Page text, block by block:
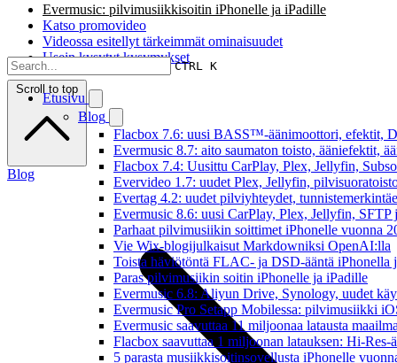
CTRL K
Etusivu
Blog
Flacbox 7.6: uusi BASS™-äänimoottori, efektit,
Evermusic 8.7: aito saumaton toisto, ääniefektit,
Flacbox 7.4: Uusittu CarPlay, Plex, Jellyfin,
Evervideo 1.7: uudet Plex, Jellyfin,
Evertag 4.2: uudet pilviyhteydet,
Evermusic 8.6: uusi CarPlay, Plex, Jellyfin, SFTP
Parhaat pilvimusiikin soittimet iPhonelle vuonna
Vie Wix-blogijulkaisut Markdowniksi OpenAI:lla
Toista häviötöntä FLAC- ja DSD-ääntä iPhonella
Paras pilvimusiikin soitin iPhonelle ja iPadille
Evermusic 6.8: Aliyun Drive, Synology, uudet
Evermusic Pro Setapp Mobilessa: pilvimusiikki
Evermusic saavuttaa 11 miljoonaa latausta
Flacbox saavuttaa 1 miljoonan latauksen: Hi-Res-
5 parasta musiikkisoitinsovellusta iPhonelle
Evermusic: pilvimusiikkisoitin iPhonelle ja iPadille
Katso promovideo
Videossa esitellyt tärkeimmät ominaisuudet
Usein kysytyt kysymykset
Scroll to top
Blog